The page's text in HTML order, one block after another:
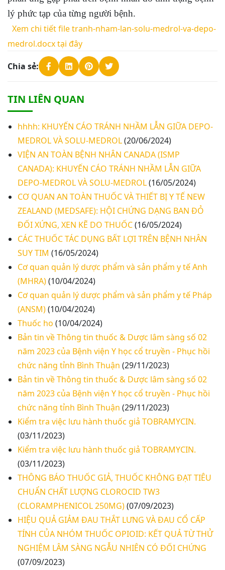
lý phức tạp của từng người bệnh.
Xem chi tiết file tranh-nham-lan-solu-medrol-va-depo-
medrol.docx tại đây
Chia sẻ:
TIN LIÊN QUAN
hhhh: KHUYẾN CÁO TRÁNH NHẦM LẪN GIỮA DEPO-
MEDROL VÀ SOLU-MEDROL(20/06/2024)
VIỆN AN TOÀN BỆNH NHÂN CANADA (ISMP
CANADA): KHUYẾN CÁO TRÁNH NHẦM LẪN GIỮA
DEPO-MEDROL VÀ SOLU-MEDROL(16/05/2024)
CƠ QUAN AN TOÀN THUỐC VÀ THIẾT BỊ Y TẾ NEW
ZEALAND (MEDSAFE): HỘI CHỨNG DẠNG BAN ĐỎ
ĐỐI XỨNG, XEN KẼ DO THUỐC(16/05/2024)
CÁC THUỐC TÁC DỤNG BẤT LỢI TRÊN BỆNH NHÂN
SUY TIM (16/05/2024)
Cơ quan quản lý dược phẩm và sản phẩm y tế Anh
(MHRA)(10/04/2024)
Cơ quan quản lý dược phẩm và sản phẩm y tế Pháp
(ANSM)(10/04/2024)
Thuốc ho (10/04/2024)
Bản tin về Thông tin thuốc & Dược lâm sàng số 02
năm 2023 của Bệnh viện Y học cổ truyền - Phục hồi
chức năng tỉnh Bình Thuận (29/11/2023)
Bản tin về Thông tin thuốc & Dược lâm sàng số 02
năm 2023 của Bệnh viện Y học cổ truyền - Phục hồi
chức năng tỉnh Bình Thuận (29/11/2023)
Kiểm tra việc lưu hành thuốc giả TOBRAMYCIN.
(03/11/2023)
Kiểm tra việc lưu hành thuốc giả TOBRAMYCIN.
(03/11/2023)
THÔNG BÁO THUỐC GIẢ, THUỐC KHÔNG ĐẠT TIÊU
CHUẨN CHẤT LƯỢNG CLOROCID TW3
(CLORAMPHENICOL 250MG)(07/09/2023)
HIỆU QUẢ GIẢM ĐAU THẮT LƯNG VÀ ĐAU CỔ CẤP
TÍNH CỦA NHÓM THUỐC OPIOID: KẾT QUẢ TỪ THỬ
NGHIỆM LÂM SÀNG NGẪU NHIÊN CÓ ĐỐI CHỨNG
(07/09/2023)